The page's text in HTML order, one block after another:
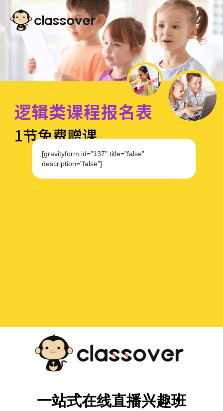
[gravityform id="137" title="false"
description="false"]
一站式在线直播兴趣班